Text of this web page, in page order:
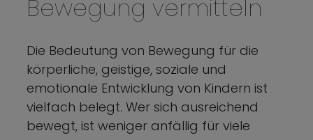
Bewegung vermitteln
Die Bedeutung von Bewegung für die
körperliche, geistige, soziale und
emotionale Entwicklung von Kindern ist
vielfach belegt. Wer sich ausreichend
bewegt, ist weniger anfällig für viele